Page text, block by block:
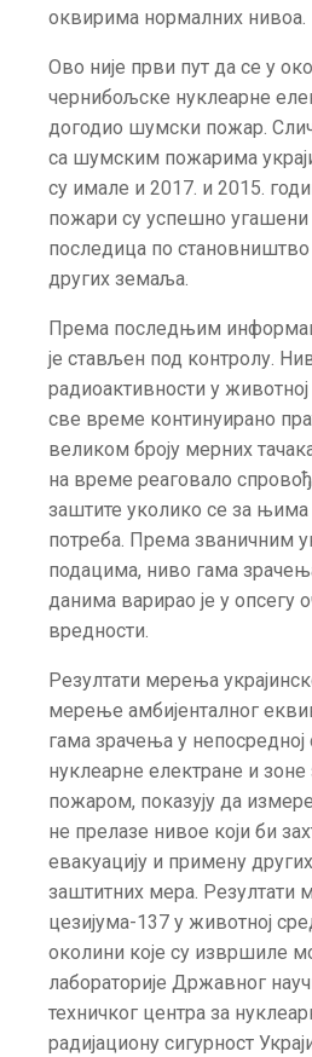
оквирима нормалних нивоа.
Ово није први пут да се у
чернибољске нуклеарне
догодио шумски пожар.
са шумским пожарима
су имале и 2017. и 2015.
пожари су успешно угашени
последица по становништво
других земаља.
Према последњим
је стављен под контролу.
радиоактивности у
све време континуирано
великом броју мерних
на време реаговало
заштите уколико се за
потреба. Према званичним
подацима, ниво гама
данима варирао је у опсегу
вредности.
Резултати мерења
мерење амбијенталног
гама зрачења у непосредној
нуклеарне електране и зоне
пожаром, показују да
не прелазе нивое који би
евакуацију и примену
заштитних мера. Резултати
цезијума-137 у животној
околини које су извршиле
лабораторије Државног
техничког центра за
радијациону сигурност